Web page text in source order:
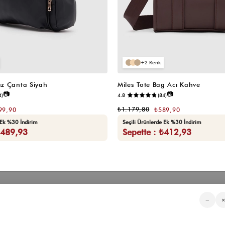
Çanta Siyah
📷
%30 İndirim
2
Miles Tote Bag Acı Kahve
4.8 (84)📷
₺589,90
₺1.179,80
Seçili Ürünlerde Ek %30 İndirim
Sepette : ₺412,93
Müşteri Hizmetleri
− ×